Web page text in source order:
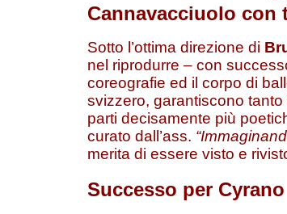
Cannavacciuolo con
Sotto l’ottima direzione di
nel riprodurre – con
coreografie ed il corpo di
svizzero, garantiscono
parti decisamente più
curato dall’ass.
merita di essere visto e
Successo per Cyrano